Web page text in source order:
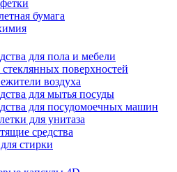
бумага
для пола и мебели
поверхностей
воздуха
для мытья посуды
для посудомоечных машин
для унитаза
средства
стирки